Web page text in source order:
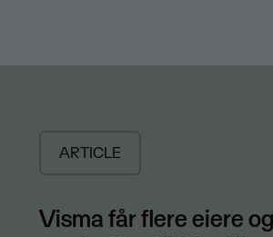
ARTICLE
Visma får flere eiere og